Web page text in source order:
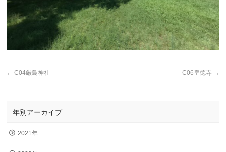
← C04厳島神社 C06皇徳寺 →
年別アーカイブ
2021年